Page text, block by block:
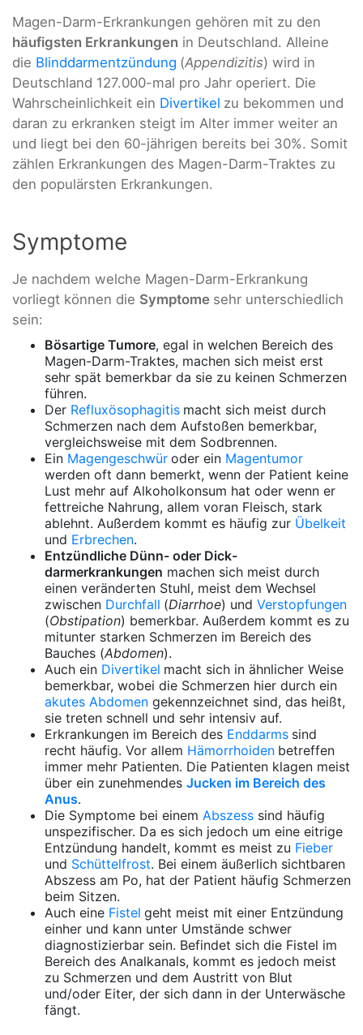
Magen-Darm-Erkrankungen gehören mit zu den
häufigsten Erkrankungen in Deutschland. Alleine
die Blinddarmentzündung (Appendizitis) wird in
Deutschland 127.000-mal pro Jahr operiert. Die
Wahrscheinlichkeit ein Divertikel zu bekommen und
daran zu erkranken steigt im Alter immer weiter an
und liegt bei den 60-jährigen bereits bei 30%. Somit
zählen Erkrankungen des Magen-Darm-Traktes zu
den populärsten Erkrankungen.
Symptome
Je nachdem welche Magen-Darm-Erkrankung
vorliegt können die Symptome sehr unterschiedlich
sein:
Bösartige Tumore, egal in welchen Bereich des
Magen-Darm-Traktes, machen sich meist erst
sehr spät bemerkbar da sie zu keinen Schmerzen
führen.
Der Refluxösophagitis macht sich meist durch
Schmerzen nach dem Aufstoßen bemerkbar,
vergleichsweise mit dem Sodbrennen.
Ein Magengeschwür oder ein Magentumor
werden oft dann bemerkt, wenn der Patient keine
Lust mehr auf Alkoholkonsum hat oder wenn er
fettreiche Nahrung, allem voran Fleisch, stark
ablehnt. Außerdem kommt es häufig zur Übelkeit
und Erbrechen.
Entzündliche Dünn- oder Dick-
darmerkrankungen machen sich meist durch
einen veränderten Stuhl, meist dem Wechsel
zwischen Durchfall (Diarrhoe) und Verstopfungen
(Obstipation) bemerkbar. Außerdem kommt es zu
mitunter starken Schmerzen im Bereich des
Bauches (Abdomen).
Auch ein Divertikel macht sich in ähnlicher Weise
bemerkbar, wobei die Schmerzen hier durch ein
akutes Abdomen gekennzeichnet sind, das heißt,
sie treten schnell und sehr intensiv auf.
Erkrankungen im Bereich des Enddarms sind
recht häufig. Vor allem Hämorrhoiden betreffen
immer mehr Patienten. Die Patienten klagen meist
über ein zunehmendes Jucken im Bereich des
Anus.
Die Symptome bei einem Abszess sind häufig
unspezifischer. Da es sich jedoch um eine eitrige
Entzündung handelt, kommt es meist zu Fieber
und Schüttelfrost. Bei einem äußerlich sichtbaren
Abszess am Po, hat der Patient häufig Schmerzen
beim Sitzen.
Auch eine Fistel geht meist mit einer Entzündung
einher und kann unter Umstände schwer
diagnostizierbar sein. Befindet sich die Fistel im
Bereich des Analkanals, kommt es jedoch meist
zu Schmerzen und dem Austritt von Blut
und/oder Eiter, der sich dann in der Unterwäsche
fängt.